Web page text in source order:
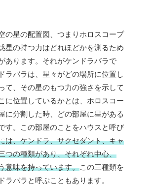
の星の配置図、つまりホロスコープ
星の持つ力はどれほどかを測るため
あります。それがケンドラバラで
ラバラは、星々がどの場所に位置し
て、その星のもつ力の強さを示して
に位置しているかとは、ホロスコー
に分割した時、どの部屋に星がある
す。この部屋のことをハウスと呼び
は、ケンドラ、サクセダント、キャ
つの種類があり、それぞれ中心、
意味を持っています。この三種類を
ラバラと呼ぶこともあります。